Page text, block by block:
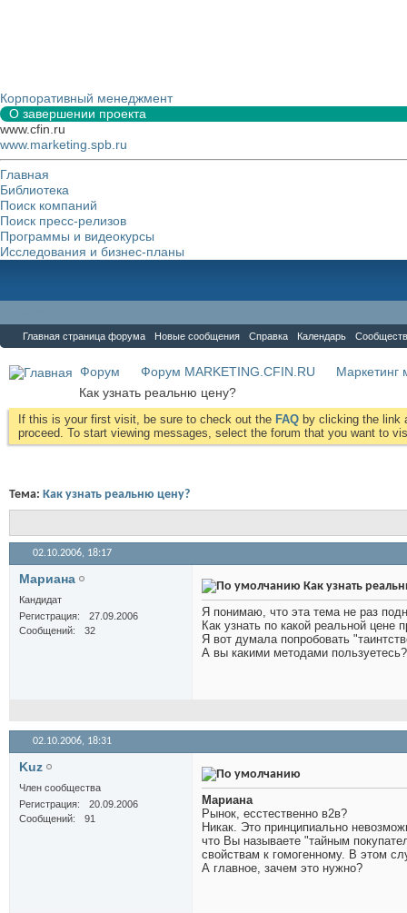
Корпоративный менеджмент
О завершении проекта
www.cfin.ru
www.marketing.spb.ru
Главная
Библиотека
Поиск компаний
Поиск пресс-релизов
Программы и видеокурсы
Исследования и бизнес-планы
Главная страница форума Новые сообщения Справка Календарь
Форум Форум MARKETING.CFIN.RU
Маркетинг
Как узнать реальню цену?
If this is your first visit, be sure to check out the FAQ by clicking the link
proceed. To start viewing messages, select the forum that you want to
Тема: Как узнать реальню цену?
02.10.2006, 18:17
Мариана
Кандидат
Регистрация
27.09.2006
Сообщений
32
Как узнать
Я понимаю, что эта тема не раз
Как узнать по какой реальной цене
Я вот думала попробовать
А вы какими методами пользуетесь?
02.10.2006, 18:31
Kuz
Член сообщества
Регистрация
20.09.2006
Сообщений
91
Мариана
Рынок, есстественно в2в?
Никак. Это принципиально
что Вы называете "тайным
свойствам к гомогенному. В этом
А главное, зачем это нужно?